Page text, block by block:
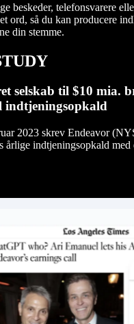
beskeder, telefonsvarere
ord, så du kan producere
din stemme.
selskab til $10 mia.
indtjeningsopkald
2023 skrev Endeavor
årlige indtjeningsopkald med